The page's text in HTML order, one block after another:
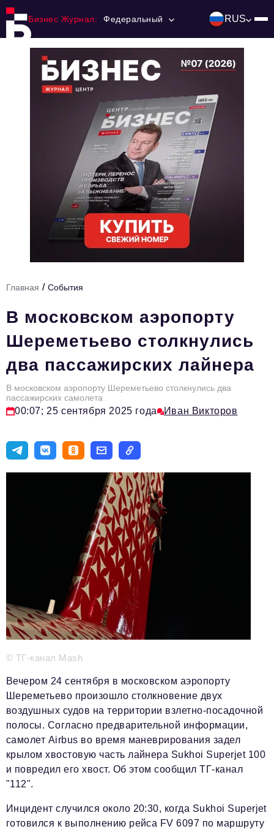
Бизнес Журнал: Федеральный RUS
Ниши и рынки
Технологии и тренды
HR
Персона номера
Юридический практикум
Стиль жизни
Туризм
ОПК
Авторские материалы
Телефон редакции: +7 495 727-01-67
Электронные почты редакции:
Информационный отдел
info@business-magazine.online
Отдел рекламы
reklama@business-magazine.online
Отдел распространения/редакционная подписка
Отдел по работе с партнерами
partner@business-magazine.online
Главная / События
В московском аэропорту
Шереметьево столкнулись
два пассажирских лайнера
В московском аэропорту Шереметьево столкнулись два
пассажирских самолета
00:07; 25 сентября 2025 года Иван Викторов
© ТГ-канал Mash
Вечером 24 сентября в московском аэропорту
Шереметьево произошло столкновение двух
воздушных судов на территории взлетно-посадочной
полосы. Согласно предварительной информации,
самолет Airbus во время маневрирования задел
крылом хвостовую часть лайнера Sukhoi Superjet 100
и повредил его хвост. Об этом сообщил ТГ-канал
"112".
Инцидент случился около 20:30, когда Sukhoi Superjet
готовился к выполнению рейса FV 6097 по маршруту